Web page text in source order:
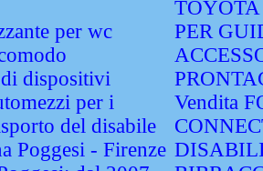
per wc
dispositivi
per i
del disabile
Poggesi - Firenze
PER
Vendita